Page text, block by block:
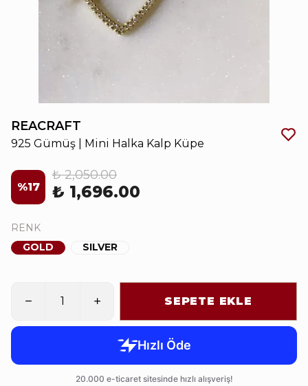
REACRAFT
925 Gümüş | Mini Halka Kalp Küpe
%17
₺ 2,050.00
₺ 1,696.00
RENK
GOLD
SILVER
SEPETE EKLE